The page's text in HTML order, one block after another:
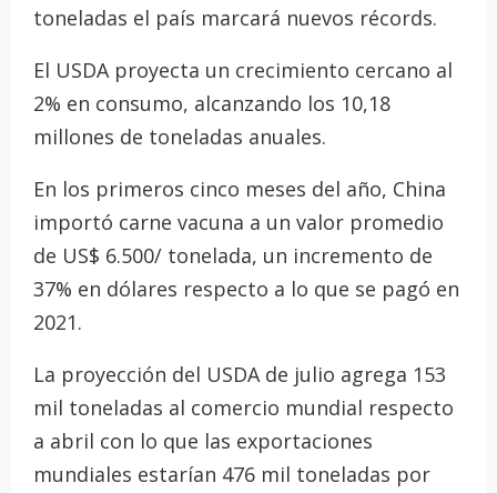
toneladas el país marcará nuevos récords.
El USDA proyecta un crecimiento cercano al
2% en consumo, alcanzando los 10,18
millones de toneladas anuales.
En los primeros cinco meses del año, China
importó carne vacuna a un valor promedio
de US$ 6.500/ tonelada, un incremento de
37% en dólares respecto a lo que se pagó en
2021.
La proyección del USDA de julio agrega 153
mil toneladas al comercio mundial respecto
a abril con lo que las exportaciones
mundiales estarían 476 mil toneladas por